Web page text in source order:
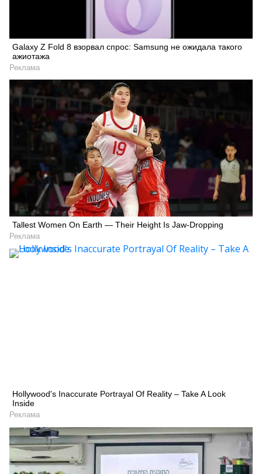
Galaxy Z Fold 8 взорвал спрос: Samsung не ожидала такого
ажиотажа
Реклама
Tallest Women On Earth — Their Height Is Jaw-Dropping
Реклама
Hollywood's Inaccurate Portrayal Of Reality – Take A Look
Inside
Реклама